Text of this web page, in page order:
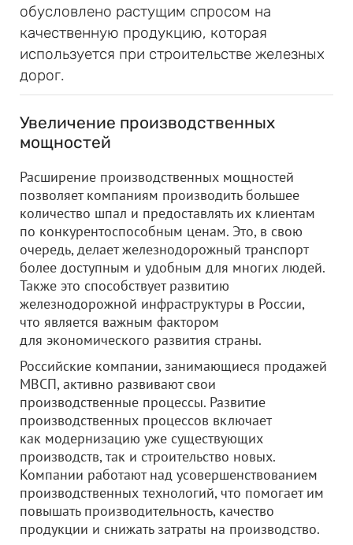
обусловлено растущим спросом на
качественную продукцию, которая
используется при строительстве железных
дорог.
Увеличение производственных
мощностей
Расширение производственных мощностей
позволяет компаниям производить большее
количество шпал и предоставлять их клиентам
по конкурентоспособным ценам. Это, в свою
очередь, делает железнодорожный транспорт
более доступным и удобным для многих людей.
Также это способствует развитию
железнодорожной инфраструктуры в России,
что является важным фактором
для экономического развития страны.
Российские компании, занимающиеся продажей
МВСП, активно развивают свои
производственные процессы. Развитие
производственных процессов включает
как модернизацию уже существующих
производств, так и строительство новых.
Компании работают над усовершенствованием
производственных технологий, что помогает им
повышать производительность, качество
продукции и снижать затраты на производство.